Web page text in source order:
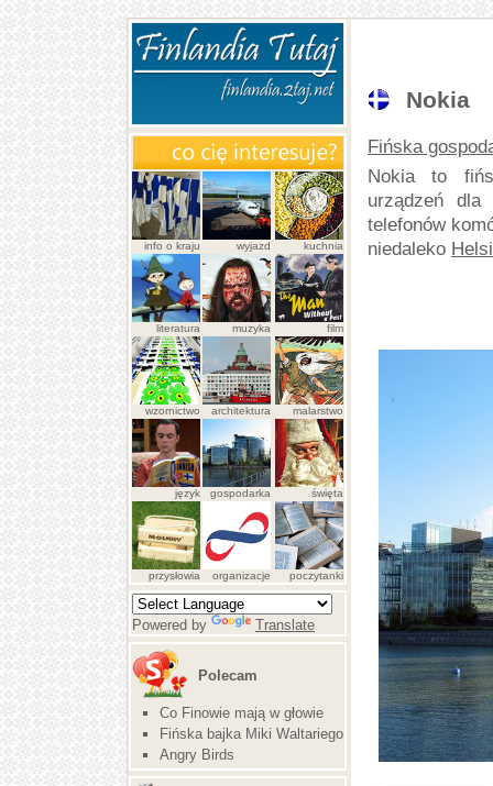
info o kraju wyjazd kuchnia
literatura muzyka film
wzornictwo architektura malarstwo
język gospodarka święta
przysłowia organizacje poczytanki
Powered by Translate
Polecam
Co Finowie mają w głowie
Fińska bajka Miki Waltariego
Angry Birds
Nokia
Fińska
Nokia to
urządzeń dla
telefonów
niedaleko